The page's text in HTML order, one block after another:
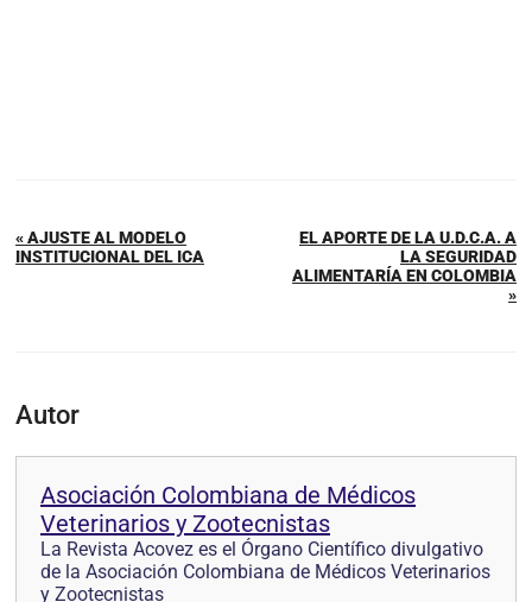
« AJUSTE AL MODELO
INSTITUCIONAL DEL ICA
EL APORTE DE LA U.D.C.A. A
LA SEGURIDAD
ALIMENTARÍA EN COLOMBIA
»
Autor
Asociación Colombiana de Médicos
Veterinarios y Zootecnistas
La Revista Acovez es el Órgano Científico divulgativo
de la Asociación Colombiana de Médicos Veterinarios
y Zootecnistas